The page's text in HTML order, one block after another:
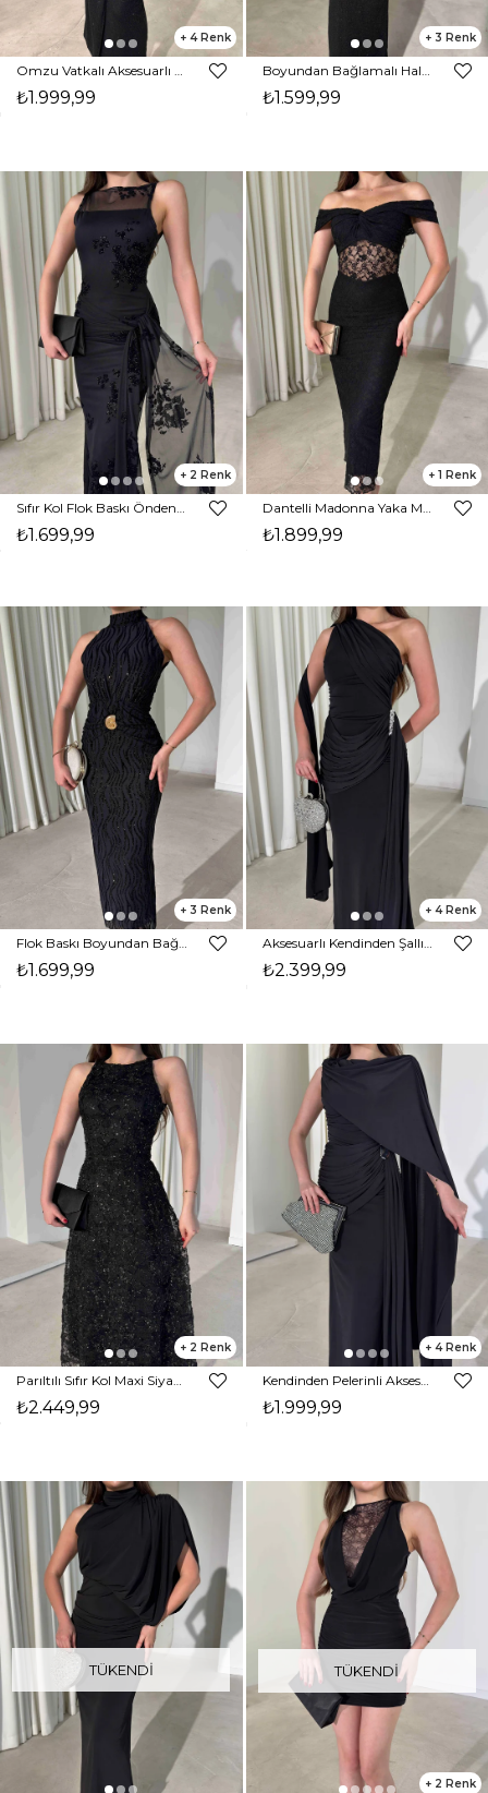
4
₺1.999,99
3
₺1.599,99
2
₺1.699,99
1
₺1.899,99
3
₺1.699,99
4
₺2.399,99
2
₺2.449,99
4
Kendinden Pelerinli Aksesuarlı Drape Detaylı Maxi Siyah Sienna Kadın Elbise 26Y239
₺1.999,99
TÜKENDI TÜKENDI
2